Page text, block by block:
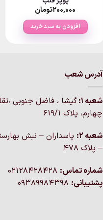
۲۰۰,۰۰۰تومان
افزودن به سبد خرید
آدرس شعب
شعبه 1:
گيشا ، فاضل جنوبی
چهارم، پلاک 619/1
شعبه 2:
پاسداران – نبش
– پلاک ۴۷۸
شماره تماس:
پشتیبانی: